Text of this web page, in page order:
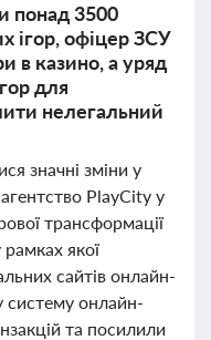
понад 3500
ігор, офіцер ЗСУ
в казино, а уряд
для
нелегальний
значні зміни у
PlayCity у
трансформації
якої
сайтів онлайн-
систему онлайн-
та посилили